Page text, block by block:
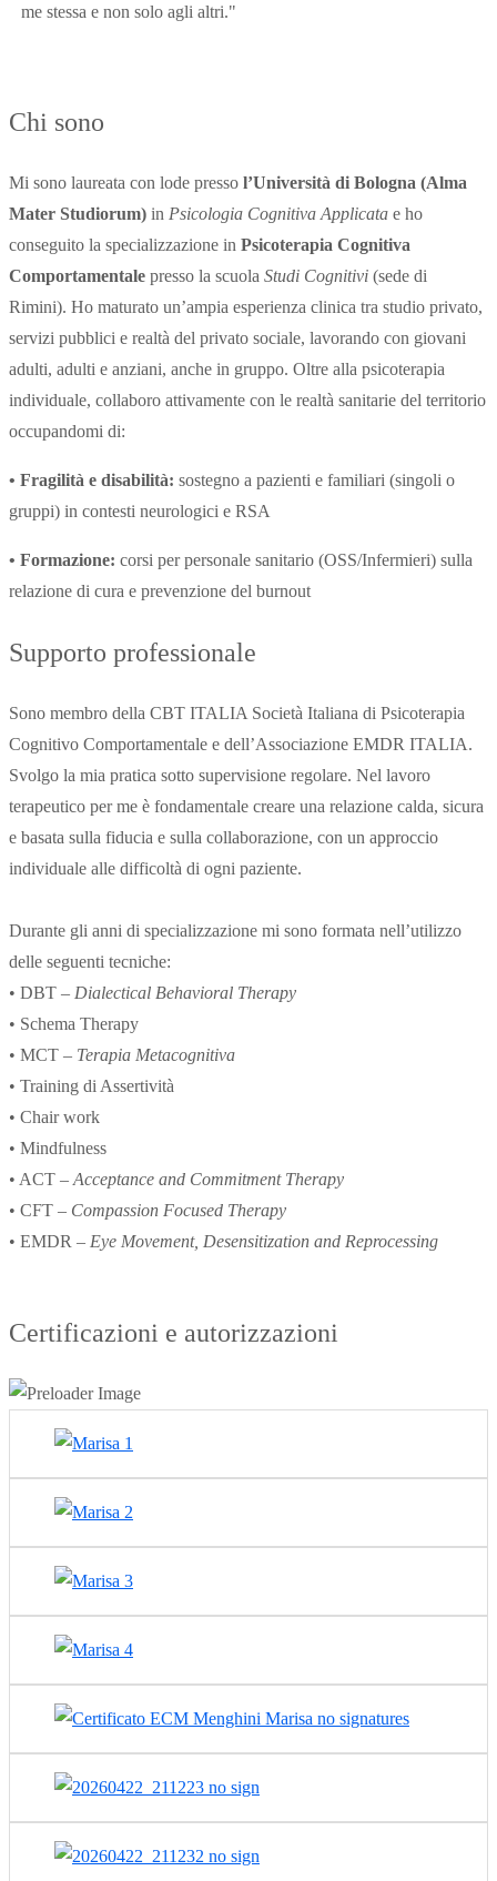
me stessa e non solo agli altri."
Chi sono
Mi sono laureata con lode presso l’Università di Bologna (Alma
Mater Studiorum) in Psicologia Cognitiva Applicata e ho
conseguito la specializzazione in Psicoterapia Cognitiva
Comportamentale presso la scuola Studi Cognitivi (sede di
Rimini). Ho maturato un’ampia esperienza clinica tra studio privato,
servizi pubblici e realtà del privato sociale, lavorando con giovani
adulti, adulti e anziani, anche in gruppo. Oltre alla psicoterapia
individuale, collaboro attivamente con le realtà sanitarie del territorio
occupandomi di:
• Fragilità e disabilità: sostegno a pazienti e familiari (singoli o
gruppi) in contesti neurologici e RSA
• Formazione: corsi per personale sanitario (OSS/Infermieri) sulla
relazione di cura e prevenzione del burnout
Supporto professionale
Sono membro della CBT ITALIA Società Italiana di Psicoterapia
Cognitivo Comportamentale e dell’Associazione EMDR ITALIA.
Svolgo la mia pratica sotto supervisione regolare. Nel lavoro
terapeutico per me è fondamentale creare una relazione calda, sicura
e basata sulla fiducia e sulla collaborazione, con un approccio
individuale alle difficoltà di ogni paziente.
Durante gli anni di specializzazione mi sono formata nell’utilizzo
delle seguenti tecniche:
• DBT – Dialectical Behavioral Therapy
• Schema Therapy
• MCT – Terapia Metacognitiva
• Training di Assertività
• Chair work
• Mindfulness
• ACT – Acceptance and Commitment Therapy
• CFT – Compassion Focused Therapy
• EMDR – Eye Movement, Desensitization and Reprocessing
Certificazioni e autorizzazioni